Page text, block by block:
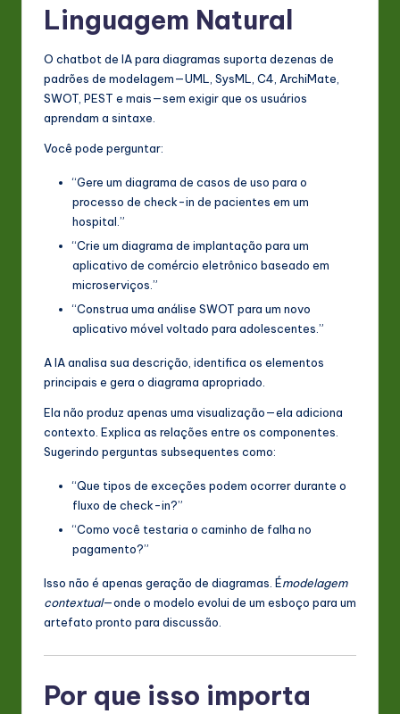
Linguagem Natural
O chatbot de IA para diagramas suporta dezenas de
padrões de modelagem—UML, SysML, C4, ArchiMate,
SWOT, PEST e mais—sem exigir que os usuários
aprendam a sintaxe.
Você pode perguntar:
“Gere um diagrama de casos de uso para o
processo de check-in de pacientes em um
hospital.”
“Crie um diagrama de implantação para um
aplicativo de comércio eletrônico baseado em
microserviços.”
“Construa uma análise SWOT para um novo
aplicativo móvel voltado para adolescentes.”
A IA analisa sua descrição, identifica os elementos
principais e gera o diagrama apropriado.
Ela não produz apenas uma visualização—ela adiciona
contexto. Explica as relações entre os componentes.
Sugerindo perguntas subsequentes como:
“Que tipos de exceções podem ocorrer durante o
fluxo de check-in?”
“Como você testaria o caminho de falha no
pagamento?”
Isso não é apenas geração de diagramas. Émodelagem
contextual—onde o modelo evolui de um esboço para um
artefato pronto para discussão.
Por que isso importa